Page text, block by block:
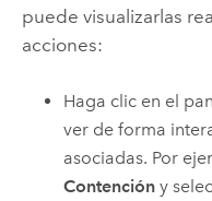
puede visualizarlas
acciones:
Haga clic en el
ver de forma
asociadas. Por
Contención y